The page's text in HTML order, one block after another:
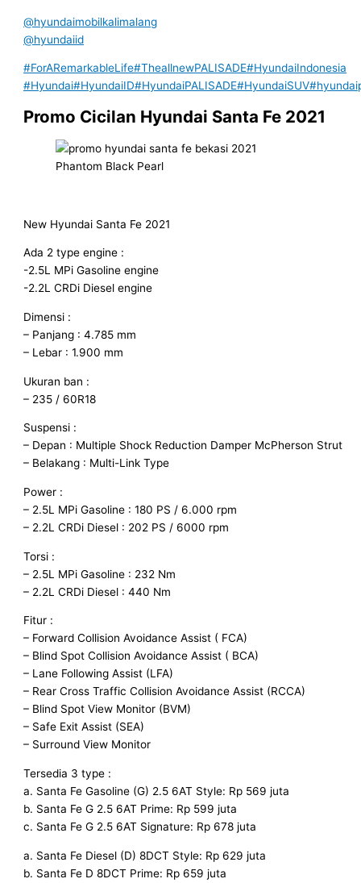
@hyundaimobilkalimalang
@hyundaiid
#ForARemarkableLife#TheallnewPALISADE#HyundaiIndonesia
#Hyundai#HyundaiID#HyundaiPALISADE#HyundaiSUV
Promo Cicilan Hyundai Santa Fe 2021
Phantom Black Pearl
New Hyundai Santa Fe 2021
Ada 2 type engine :
-2.5L MPi Gasoline engine
-2.2L CRDi Diesel engine
Dimensi :
– Panjang : 4.785 mm
– Lebar : 1.900 mm
Ukuran ban :
– 235 / 60R18
Suspensi :
– Depan : Multiple Shock Reduction Damper McPherson Strut
– Belakang : Multi-Link Type
Power :
– 2.5L MPi Gasoline : 180 PS / 6.000 rpm
– 2.2L CRDi Diesel : 202 PS / 6000 rpm
Torsi :
– 2.5L MPi Gasoline : 232 Nm
– 2.2L CRDi Diesel : 440 Nm
Fitur :
– Forward Collision Avoidance Assist ( FCA)
– Blind Spot Collision Avoidance Assist ( BCA)
– Lane Following Assist (LFA)
– Rear Cross Traffic Collision Avoidance Assist (RCCA)
– Blind Spot View Monitor (BVM)
– Safe Exit Assist (SEA)
– Surround View Monitor
Tersedia 3 type :
a. Santa Fe Gasoline (G) 2.5 6AT Style: Rp 569 juta
b. Santa Fe G 2.5 6AT Prime: Rp 599 juta
c. Santa Fe G 2.5 6AT Signature: Rp 678 juta
a. Santa Fe Diesel (D) 8DCT Style: Rp 629 juta
b. Santa Fe D 8DCT Prime: Rp 659 juta